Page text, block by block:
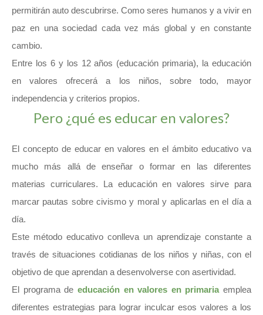
permitirán auto descubrirse. Como seres humanos y a vivir en
paz en una sociedad cada vez más global y en constante
cambio.
Entre los 6 y los 12 años (educación primaria), la educación
en valores ofrecerá a los niños, sobre todo, mayor
independencia y criterios propios.
Pero ¿qué es educar en valores?
El concepto de educar en valores en el ámbito educativo va
mucho más allá de enseñar o formar en las diferentes
materias curriculares. La educación en valores sirve para
marcar pautas sobre civismo y moral y aplicarlas en el día a
día.
Este método educativo conlleva un aprendizaje constante a
través de situaciones cotidianas de los niños y niñas, con el
objetivo de que aprendan a desenvolverse con asertividad.
El programa de educación en valores en primariaemplea
diferentes estrategias para lograr inculcar esos valores a los